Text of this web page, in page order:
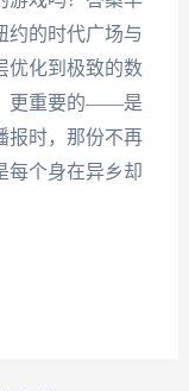
约的时代广场与
优化到极致的数
更重要的——是
报时，那份不再
每个身在异乡却